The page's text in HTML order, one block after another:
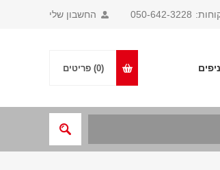
החשבון שלי 050-642-3228
(0) פריטים